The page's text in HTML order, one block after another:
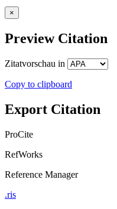
×
Preview Citation
Zitatvorschau in
Copy to clipboard
Export Citation
ProCite
RefWorks
Reference Manager